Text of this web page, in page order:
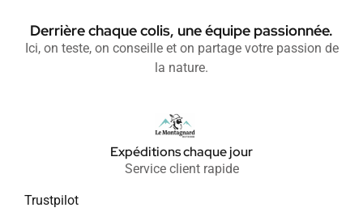
Derrière chaque colis, une équipe passionnée.
Ici, on teste, on conseille et on partage votre passion de
la nature.
Expéditions chaque jour
Service client rapide
Trustpilot